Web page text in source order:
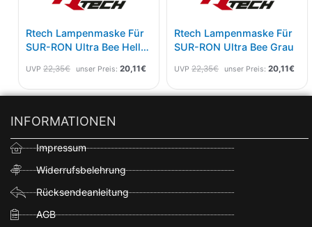
Rtech Lampenmaske Für
SUR-RON Ultra Bee Hell
UVP 22,35€ unser Preis: 20,11€
Rtech Lampenmaske Für
SUR-RON Ultra Bee Grau
UVP 22,35€ unser Preis: 20,11€
INFORMATIONEN
Impressum
Widerrufsbelehrung
Rücksendeanleitung
AGB